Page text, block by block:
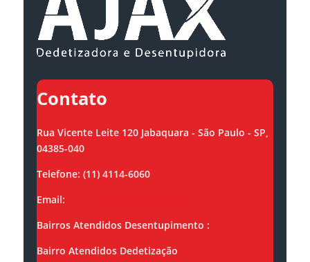
Contato
Rua Vicente Leite 120 Jabaquara - São Paulo - SP,
04385-040
Telefone: (11) 4114-6060
Email:
Bairros Atendidos Desentupimento :
Bairro Atendidos Dedetização